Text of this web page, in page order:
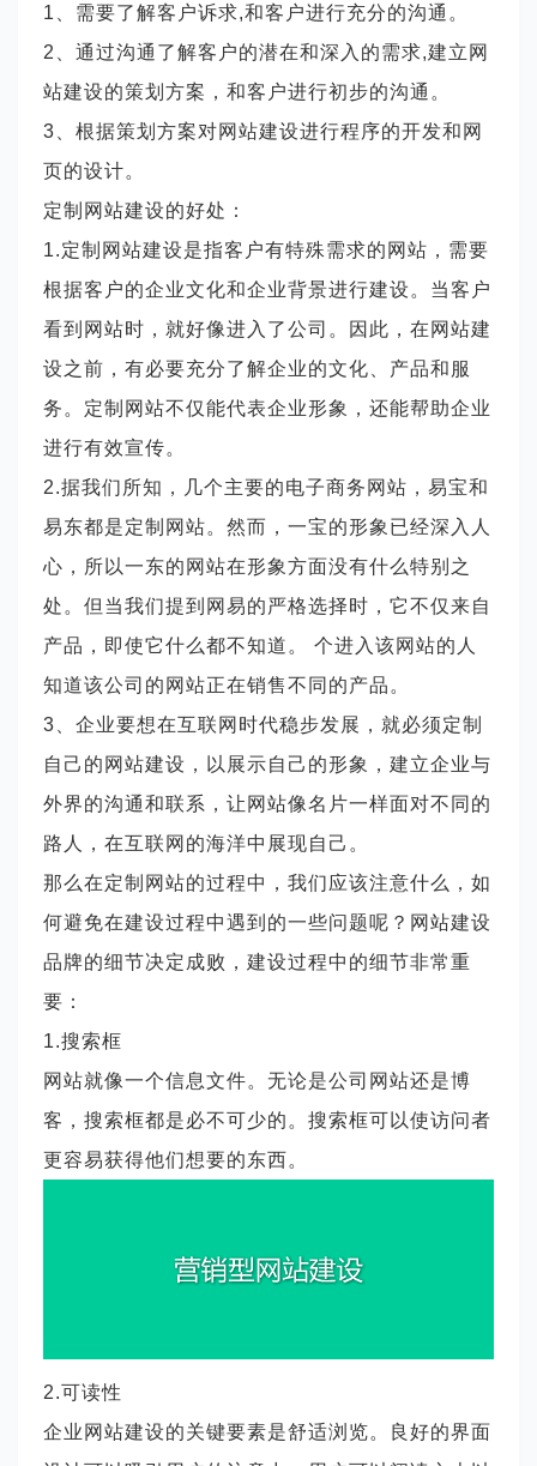
1、需要了解客户诉求,和客户进行充分的沟通。
2、通过沟通了解客户的潜在和深入的需求,建立网
站建设的策划方案，和客户进行初步的沟通。
3、根据策划方案对网站建设进行程序的开发和网
页的设计。
定制网站建设的好处：
1.定制网站建设是指客户有特殊需求的网站，需要
根据客户的企业文化和企业背景进行建设。当客户
看到网站时，就好像进入了公司。因此，在网站建
设之前，有必要充分了解企业的文化、产品和服
务。定制网站不仅能代表企业形象，还能帮助企业
进行有效宣传。
2.据我们所知，几个主要的电子商务网站，易宝和
易东都是定制网站。然而，一宝的形象已经深入人
心，所以一东的网站在形象方面没有什么特别之
处。但当我们提到网易的严格选择时，它不仅来自
产品，即使它什么都不知道。 个进入该网站的人
知道该公司的网站正在销售不同的产品。
3、企业要想在互联网时代稳步发展，就必须定制
自己的网站建设，以展示自己的形象，建立企业与
外界的沟通和联系，让网站像名片一样面对不同的
路人，在互联网的海洋中展现自己。
那么在定制网站的过程中，我们应该注意什么，如
何避免在建设过程中遇到的一些问题呢？网站建设
品牌的细节决定成败，建设过程中的细节非常重
要：
1.搜索框
网站就像一个信息文件。无论是公司网站还是博
客，搜索框都是必不可少的。搜索框可以使访问者
更容易获得他们想要的东西。
2.可读性
企业网站建设的关键要素是舒适浏览。良好的界面